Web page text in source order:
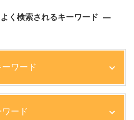
よく検索されるキーワード
ワード
ード